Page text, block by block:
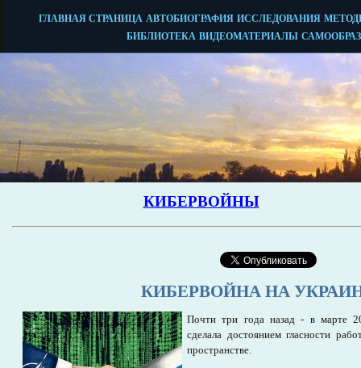
КИБЕРВОЙНА НА
Почти три года назад - в марте
сделала достоянием гласности
пространстве.